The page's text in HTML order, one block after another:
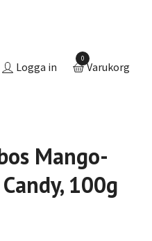
Logga in
0
Varukorg
Mango-
100g